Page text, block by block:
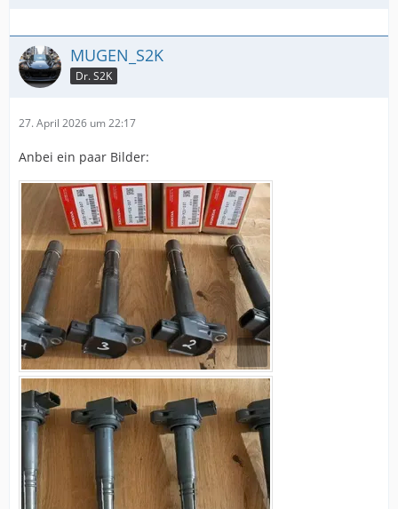
MUGEN_S2K
Dr. S2K
27. April 2026 um 22:17
Anbei ein paar Bilder: